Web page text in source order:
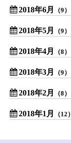
2018年6月 （9）
2018年5月 （9）
2018年4月 （8）
2018年3月 （9）
2018年2月 （8）
2018年1月 （12）